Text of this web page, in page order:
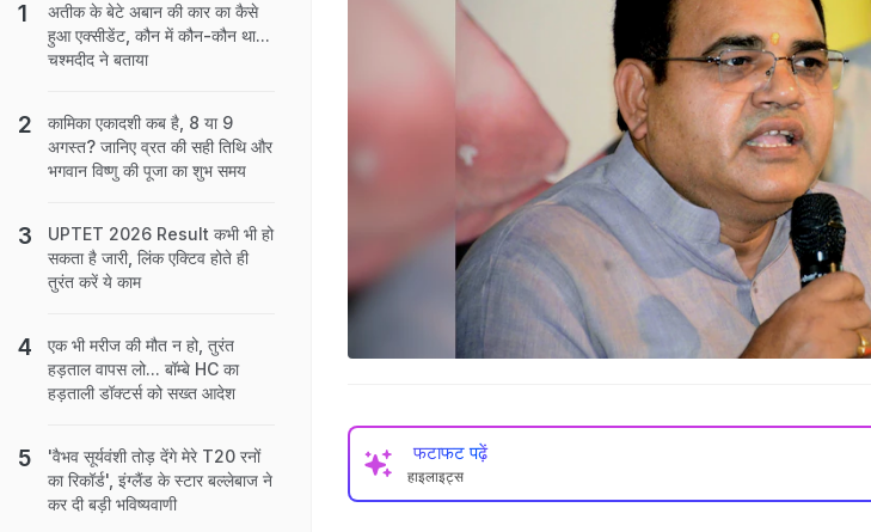
फटाफट पढ़ें
हाइलाइट्स
अतीक के बेटे अबान की कार का कैसे
हुआ एक्‍सीडेंट, कौन में कौन-कौन था...
चश्‍मदीद ने बताया
कामिका एकादशी कब है, 8 या 9
अगस्त? जानिए व्रत की सही तिथि और
भगवान विष्णु की पूजा का शुभ समय
UPTET 2026 Result कभी भी हो
सकता है जारी, लिंक एक्टिव होते ही
तुरंत करें ये काम
एक भी मरीज की मौत न हो, तुरंत
हड़ताल वापस लो... बॉम्बे HC का
हड़ताली डॉक्टर्स को सख्त आदेश
'वैभव सूर्यवंशी तोड़ देंगे मेरे T20 रनों
का रिकॉर्ड', इंग्लैंड के स्टार बल्लेबाज ने
कर दी बड़ी भविष्यवाणी